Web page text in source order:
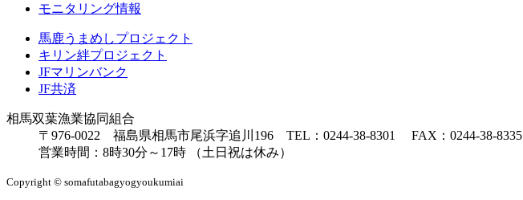
モニタリング情報
馬鹿うまめしプロジェクト
キリン絆プロジェクト
JFマリンバンク
JF共済
相馬双葉漁業協同組合
〒976-0022 福島県相馬市尾浜字追川196 TEL：0244-38-8301 FAX：0244-38-8335
営業時間：8時30分～17時 （土日祝は休み）
Copyright © somafutabagyogyoukumiai